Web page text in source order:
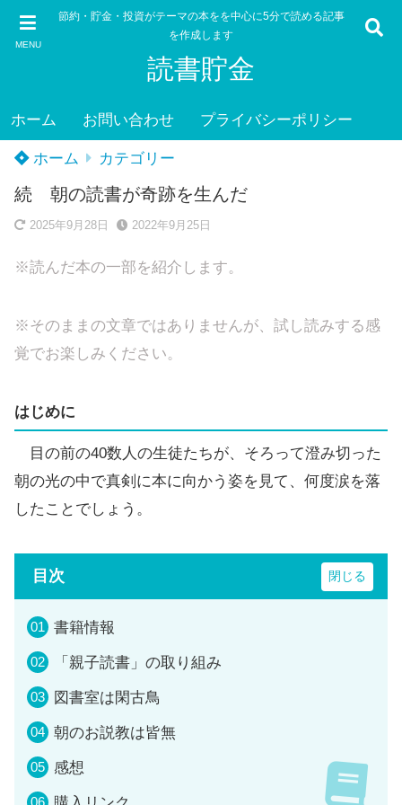
MENU
節約・貯金・投資がテーマの本をを中心に5分で読める記事
を作成します
読書貯金
ホーム お問い合わせ プライバシーポリシー
ホーム カテゴリー
続 朝の読書が奇跡を生んだ
2025年9月28日 2022年9月25日
※読んだ本の一部を紹介します。
※そのままの文章ではありませんが、試し読みする感
覚でお楽しみください。
はじめに
目の前の40数人の生徒たちが、そろって澄み切った
朝の光の中で真剣に本に向かう姿を見て、何度涙を落
したことでしょう。
目次
書籍情報
「親子読書」の取り組み
図書室は閑古鳥
朝のお説教は皆無
感想